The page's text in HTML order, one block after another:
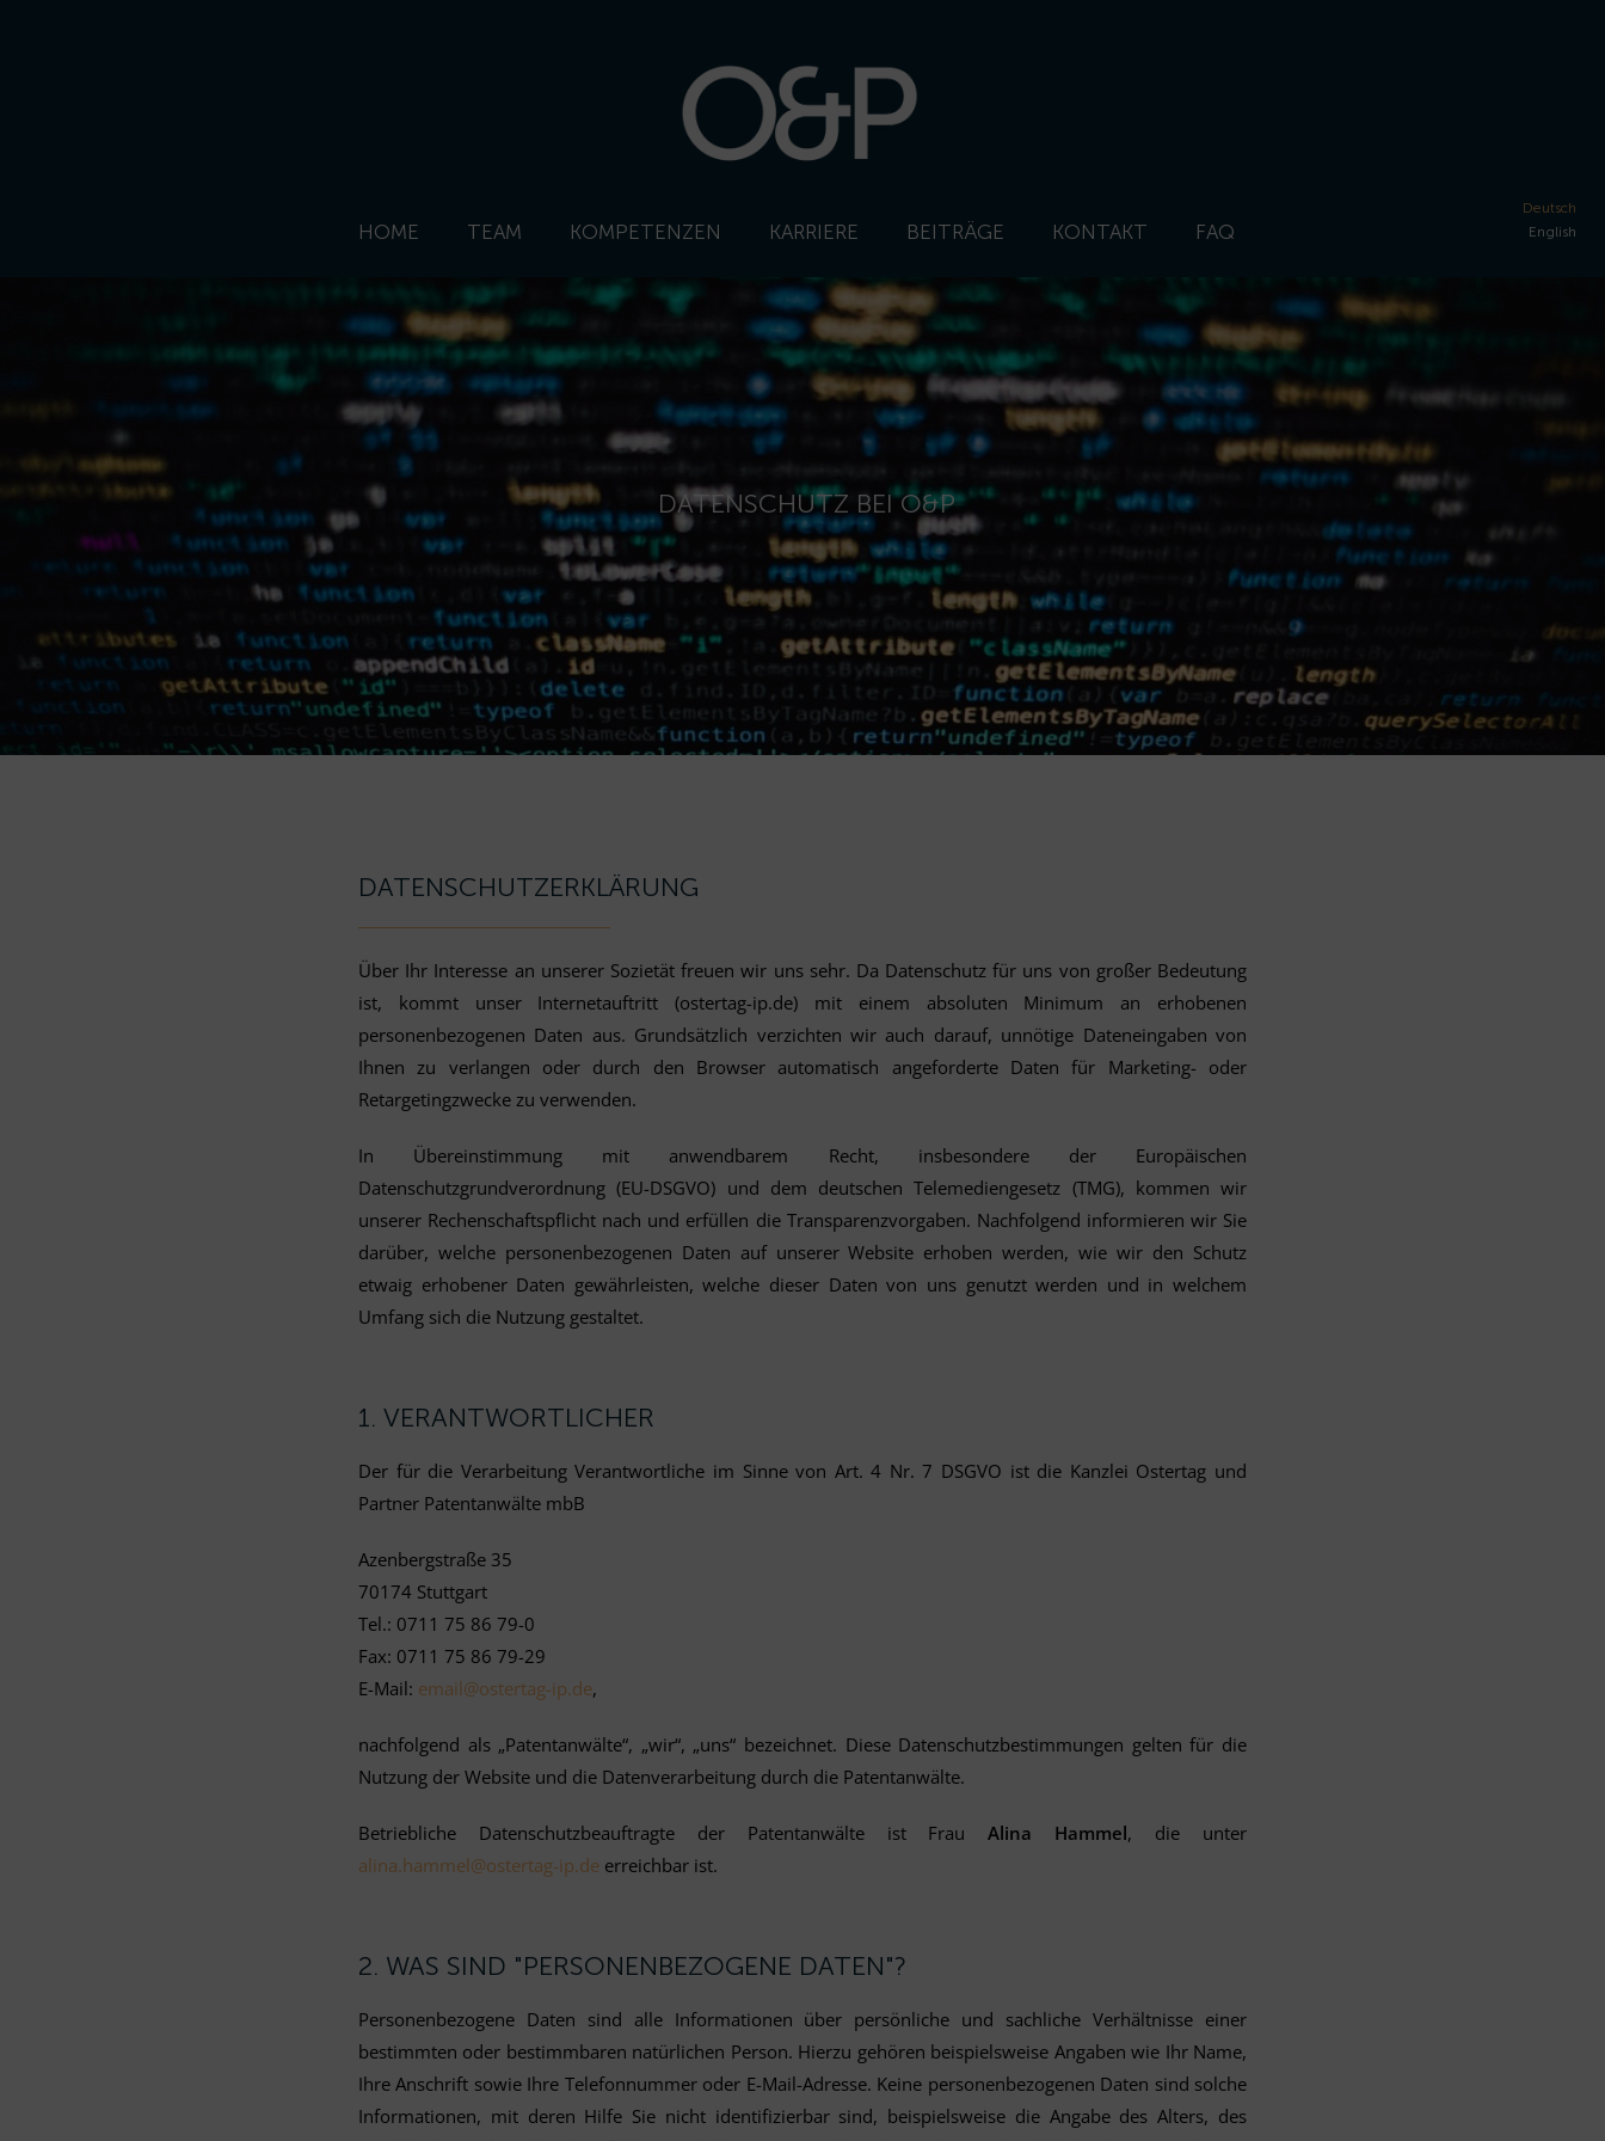
HOME TEAM KOMPETENZEN KARRIERE BEITRÄGE KONTAKT FAQ
Deutsch
English
DATENSCHUTZ BEI O&P
DATENSCHUTZERKLÄRUNG
Über Ihr Interesse an unserer Sozietät freuen wir uns sehr. Da Datenschutz für uns von großer Bedeutung
ist, kommt unser Internetauftritt (ostertag-ip.de) mit einem absoluten Minimum an erhobenen
personenbezogenen Daten aus. Grundsätzlich verzichten wir auch darauf, unnötige Dateneingaben von
Ihnen zu verlangen oder durch den Browser automatisch angeforderte Daten für Marketing- oder
Retargetingzwecke zu verwenden.
In Übereinstimmung mit anwendbarem Recht, insbesondere der Europäischen
Datenschutzgrundverordnung (EU-DSGVO) und dem deutschen Telemediengesetz (TMG), kommen wir
unserer Rechenschaftspflicht nach und erfüllen die Transparenzvorgaben. Nachfolgend informieren wir Sie
darüber, welche personenbezogenen Daten auf unserer Website erhoben werden, wie wir den Schutz
etwaig erhobener Daten gewährleisten, welche dieser Daten von uns genutzt werden und in welchem
Umfang sich die Nutzung gestaltet.
1. VERANTWORTLICHER
Der für die Verarbeitung Verantwortliche im Sinne von Art. 4 Nr. 7 DSGVO ist die Kanzlei Ostertag und
Partner Patentanwälte mbB
Azenbergstraße 35
70174 Stuttgart
Tel.: 0711 75 86 79-0
Fax: 0711 75 86 79-29
E-Mail: email@ostertag-ip.de,
nachfolgend als „Patentanwälte“, „wir“, „uns“ bezeichnet. Diese Datenschutzbestimmungen gelten für die
Nutzung der Website und die Datenverarbeitung durch die Patentanwälte.
Betriebliche Datenschutzbeauftragte der Patentanwälte ist FrauAlina Hammel, die unter
alina.hammel@ostertag-ip.de erreichbar ist.
2. WAS SIND "PERSONENBEZOGENE DATEN"?
Personenbezogene Daten sind alle Informationen über persönliche und sachliche Verhältnisse einer
bestimmten oder bestimmbaren natürlichen Person. Hierzu gehören beispielsweise Angaben wie Ihr Name,
Ihre Anschrift sowie Ihre Telefonnummer oder E-Mail-Adresse. Keine personenbezogenen Daten sind solche
Informationen, mit deren Hilfe Sie nicht identifizierbar sind, beispielsweise die Angabe des Alters, des